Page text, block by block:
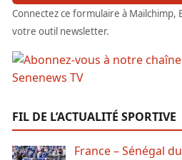
Connectez ce formulaire à Mailchimp,
votre outil newsletter.
FIL DE L’ACTUALITÉ SPORTIVE
France – Sénégal